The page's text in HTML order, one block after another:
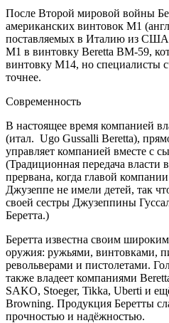
После Второй мировой войны
американских винтовок М1
поставляемых в Италию из
М1 в винтовку Beretta BM-59,
винтовку M14, но специалисты
точнее.
Современность
В настоящее время компанией
(итал. Ugo Gussalli Beretta),
управляет компанией вместе с
(Традиционная передача власти
прервана, когда главой
Джузеппе не имели детей, так
своей сестры Джузеппины
Беретта.)
Беретта известна своим
оружия: ружьями, винтовками,
револьверами и пистолетами.
также владеет компаниями
SAKO, Stoeger, Tikka, Uberti и
Browning. Продукция Беретты
прочностью и надёжностью.